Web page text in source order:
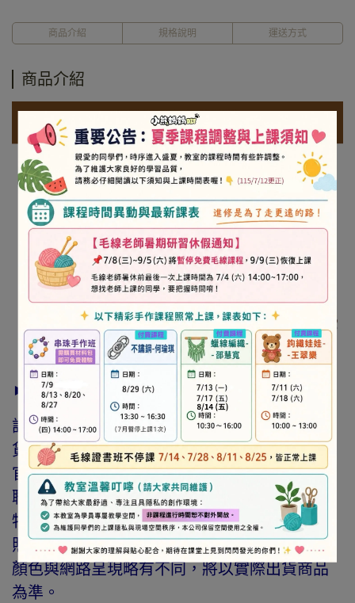
商品介紹 規格說明 運送方式
商品介紹
► 注意事項
訂購前請詳閱「線上訂購流程說明」及「退換
貨需知」，謝謝。
官網與門市同步銷售，如遇缺貨會由專人與您
聯繫。
特價商品，會員不再提供折扣優惠。
照片因拍攝光線與螢幕色差而有所差異，實際
顏色與網路呈現略有不同，將以實際出貨商品
為準。